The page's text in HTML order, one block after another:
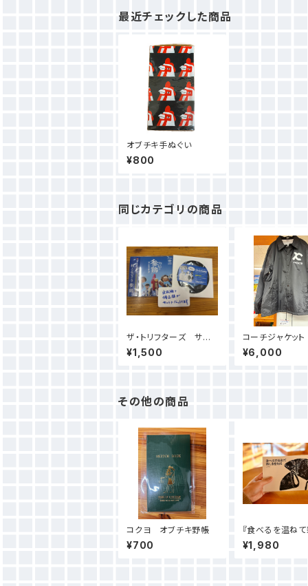
最近チェックした商品
オブチキ手ぬぐい
¥800
同じカテゴリの商品
ザ・トリフターズ サー
ドアルバム「村と生きる
参鶏」
¥1,500
コーチジャケット
¥6,000
その他の商品
コクヨ オブチキ野帳
¥700
『食べるを温ね
を知る』
¥1,980